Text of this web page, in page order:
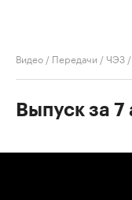
Видео / Передачи /ЧЭЗ /
Выпуск за